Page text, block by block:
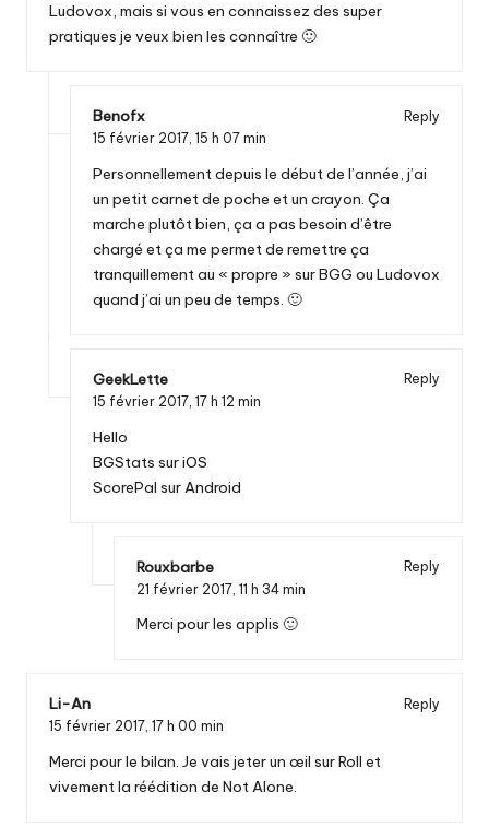
Ludovox, mais si vous en connaissez des super
pratiques je veux bien les connaître 🙂
Benofx
Reply
15 février 2017, 15 h 07 min
Personnellement depuis le début de l’année, j’ai
un petit carnet de poche et un crayon. Ça
marche plutôt bien, ça a pas besoin d’être
chargé et ça me permet de remettre ça
tranquillement au « propre » sur BGG ou Ludovox
quand j’ai un peu de temps. 🙂
GeekLette
Reply
15 février 2017, 17 h 12 min
Hello
BGStats sur iOS
ScorePal sur Android
Rouxbarbe
Reply
21 février 2017, 11 h 34 min
Merci pour les applis 🙂
Li-An
Reply
15 février 2017, 17 h 00 min
Merci pour le bilan. Je vais jeter un œil sur Roll et
vivement la réédition de Not Alone.